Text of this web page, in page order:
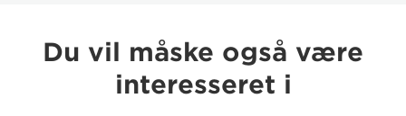
Du vil måske også være
interesseret i